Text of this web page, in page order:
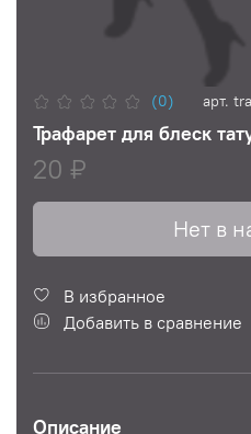
(0) арт.
Трафарет для блеск
20 ₽
Нет в
В избранное
Добавить в сравнение
Описание